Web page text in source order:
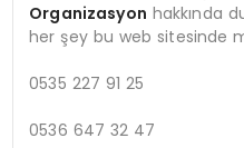
Organizasyon hakkında
her şey bu web sitesinde
0535 227 91 25
0536 647 32 47